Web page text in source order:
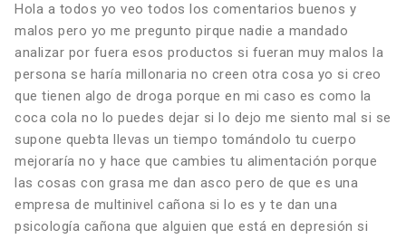
Hola a todos yo veo todos los comentarios buenos y
malos pero yo me pregunto pirque nadie a mandado
analizar por fuera esos productos si fueran muy malos la
persona se haría millonaria no creen otra cosa yo si creo
que tienen algo de droga porque en mi caso es como la
coca cola no lo puedes dejar si lo dejo me siento mal si se
supone quebta llevas un tiempo tomándolo tu cuerpo
mejoraría no y hace que cambies tu alimentación porque
las cosas con grasa me dan asco pero de que es una
empresa de multinivel cañona si lo es y te dan una
psicología cañona que alguien que está en depresión si